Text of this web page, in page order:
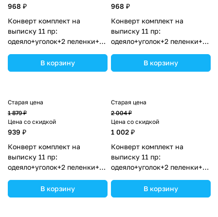
968 ₽
Конверт комплект на
выписку 11 пр:
одеяло+уголок+2 пеленки+3
(№1887б-1-1_о) цвета в
ассортименте.
В корзину
968 ₽
Конверт комплект на
выписку 11 пр:
одеяло+уголок+2 пеленки+3
(№1887б-1-1_о_02) цвета в
ассортименте.
В корзину
Старая цена
1 879 ₽
Цена со скидкой
939 ₽
Конверт комплект на
выписку 11 пр:
одеяло+уголок+2 пеленки+3
(№1887б-2-1_о) цвета в
ассортименте.
В корзину
Старая цена
2 004 ₽
Цена со скидкой
1 002 ₽
Конверт комплект на
выписку 11 пр:
одеяло+уголок+2 пеленки+3
(№1887б-2-2_о_02) цвета в
ассортименте.
В корзину